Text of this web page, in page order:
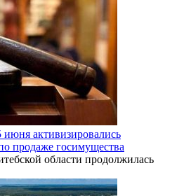
активизировались
продаже госимущества
области продолжилась